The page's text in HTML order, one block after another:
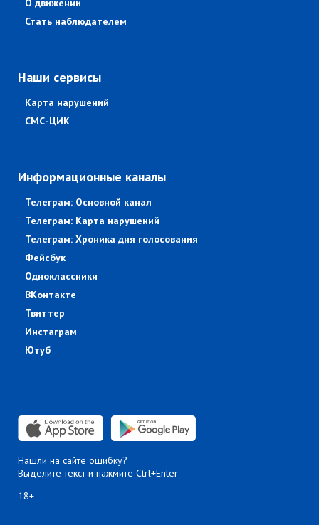
О движении
Стать наблюдателем
Наши сервисы
Карта нарушений
СМС-ЦИК
Информационные каналы
Телеграм: Основной канал
Телеграм: Карта нарушений
Телеграм: Хроника дня голосования
Фейсбук
Одноклассники
ВКонтакте
Твиттер
Инстаграм
Ютуб
Нашли на сайте ошибку?
Выделите текст и нажмите Ctrl+Enter
18+